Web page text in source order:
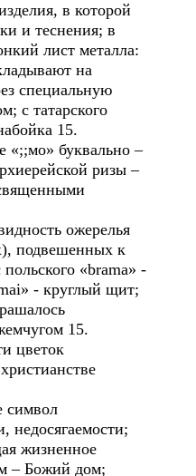
в которой
и теснения; в
лист металла:
на
специальную
с татарского
15.
«;;мо» буквально –
ризы –
ожерелья
подвешенных к
«brama» -
- круглый щит;
15.
цветок
символ
недосягаемости;
жизненное
– Божий дом;